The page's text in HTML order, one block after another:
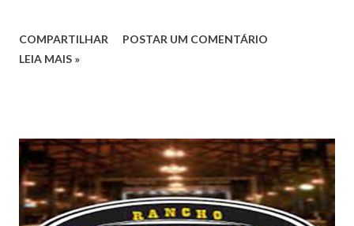
COMPARTILHAR
POSTAR UM COMENTÁRIO
LEIA MAIS »